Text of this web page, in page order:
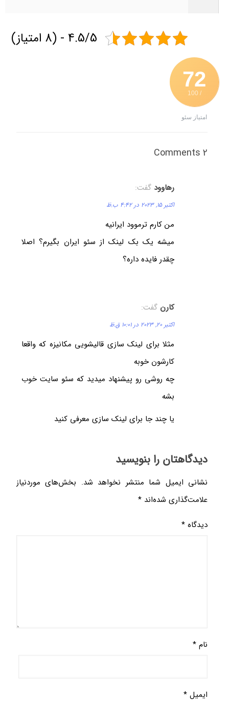
4.5/5 - (8 امتیاز)
72
/ 100
امتیاز سئو
2 Comments
رهاوود گفت:
اکتبر 15, 2023 در 4:42 ب.ظ
من کارم ترموود ایرانیه
میشه یک بک لینک از سئو ایران بگیرم؟ اصلا
چقدر فایده داره؟
کارن گفت:
اکتبر 20, 2023 در 10:01 ق.ظ
مثلا برای لینک سازی قالیشویی مکانیزه که واقعا
کارشون خوبه
چه روشی رو پیشنهاد میدید که سئو سایت خوب
بشه
یا چند جا برای لینک سازی معرفی کنید
دیدگاهتان را بنویسید
نشانی ایمیل شما منتشر نخواهد شد.
بخش‌های موردنیاز
علامت‌گذاری شده‌اند *
دیدگاه*
نام*
ایمیل*